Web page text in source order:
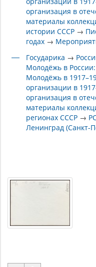
организация в
материалы
истории СССР →
годах →
Государика →
Молодёжь в
Молодёжь в
организации в
организация в
материалы
регионах СССР →
Ленинград (Санкт-